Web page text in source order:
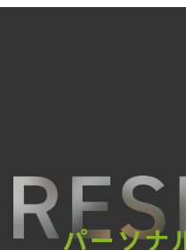
パーソナ